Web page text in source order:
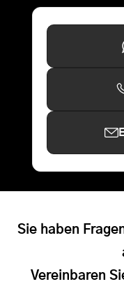
Sie haben
Vereinbaren